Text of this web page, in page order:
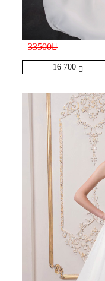
16 700
33500